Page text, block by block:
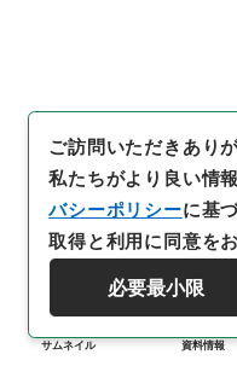
サムネイル 資料情報
ご訪問いただきあり
私たちがより良い情
バシーポリシーに基
取得と利用に同意を
必要最小限